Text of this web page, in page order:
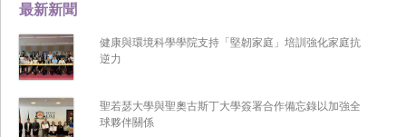
最新新聞
健康與環境科學學院支持「堅韌家庭」培訓強化家庭抗
逆力
聖若瑟大學與聖奧古斯丁大學簽署合作備忘錄以加強全
球夥伴關係